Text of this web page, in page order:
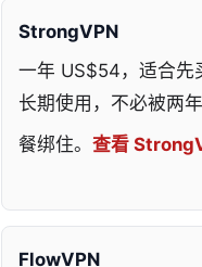
StrongVPN
一年 US$54，适合先
长期使用，不必被两
餐绑住。 查看
FlowVPN